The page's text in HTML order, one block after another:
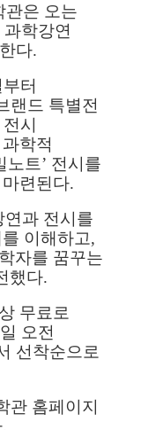
관은 오는
학강연
다.
터
랜드 특별전
시
학적
노트’ 전시를
련된다.
연과 전시를
이해하고,
자를 꿈꾸는
했다.
무료로
오전
선착순으로
관 홈페이지